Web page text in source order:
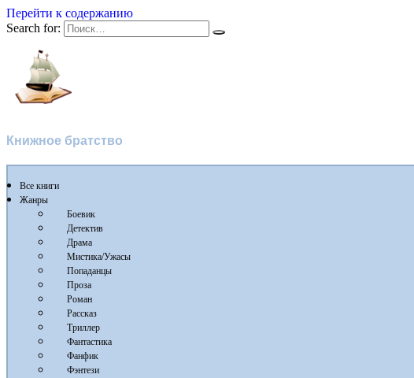
Перейти к содержанию
Search for:
Книжное братство
Все книги
Жанры
Боевик
Детектив
Драма
Мистика/Ужасы
Попаданцы
Проза
Роман
Рассказ
Триллер
Фантастика
Фанфик
Фэнтези